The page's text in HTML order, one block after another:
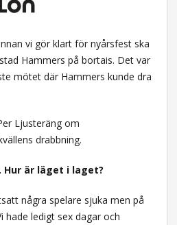
vi gör klart för nyårsfest ska
Hammers på bortais. Det var
mötet där Hammers kunde dra
Ljusteräng om
drabbning.
är läget i laget?
några spelare sjuka men på
hade ledigt sex dagar och